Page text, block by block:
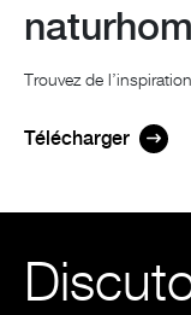
Trouvez de
Télécharger